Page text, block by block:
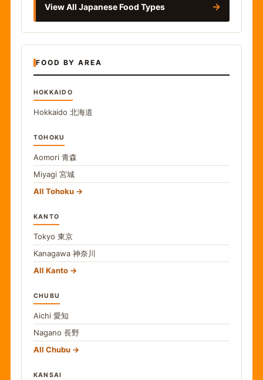
View All Japanese Food Types →
FOOD BY AREA
HOKKAIDO
Hokkaido 北海道
TOHOKU
Aomori 青森
Miyagi 宮城
All Tohoku
KANTO
Tokyo 東京
Kanagawa 神奈川
All Kanto
CHUBU
Aichi 愛知
Nagano 長野
All Chubu
KANSAI